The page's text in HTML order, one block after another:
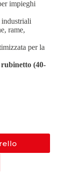
impieghi
rame,
per la
(40-